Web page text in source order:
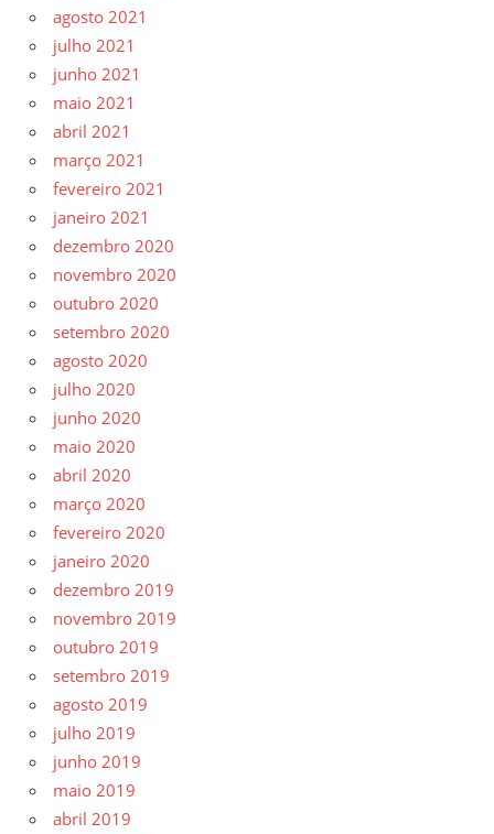
agosto 2021
julho 2021
junho 2021
maio 2021
abril 2021
março 2021
fevereiro 2021
janeiro 2021
dezembro 2020
novembro 2020
outubro 2020
setembro 2020
agosto 2020
julho 2020
junho 2020
maio 2020
abril 2020
março 2020
fevereiro 2020
janeiro 2020
dezembro 2019
novembro 2019
outubro 2019
setembro 2019
agosto 2019
julho 2019
junho 2019
maio 2019
abril 2019